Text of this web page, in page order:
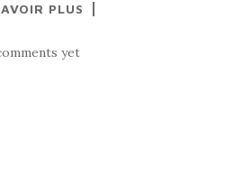
PLUS
yet